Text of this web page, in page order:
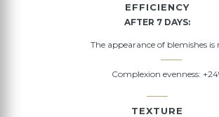
EFFICIENCY
AFTER 7 DAYS:
The appearance of blemishes is
Complexion evenness:
TEXTURE